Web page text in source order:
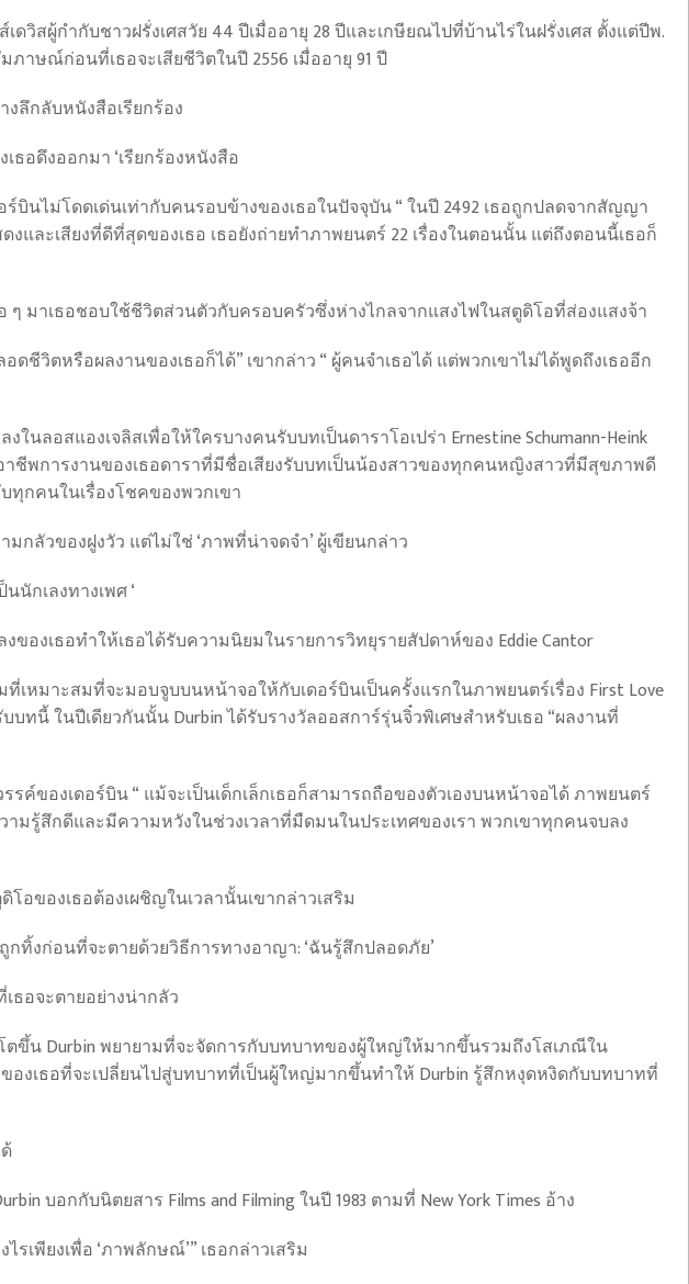
วิสผู้กำกับชาวฝรั่งเศสวัย 44 ปีเมื่ออายุ 28 ปีและเกษียณไปที่บ้านไร่ในฝรั่งเศส ตั้งแต่ปีพ.
าษณ์ก่อนที่เธอจะเสียชีวิตในปี 2556 เมื่ออายุ 91 ปี
างลึกลับหนังสือเรียกร้อง
เธอดึงออกมา ‘เรียกร้องหนังสือ
บินไม่โดดเด่นเท่ากับคนรอบข้างของเธอในปัจจุบัน “ ในปี 2492 เธอถูกปลดจากสัญญา
และเสียงที่ดีที่สุดของเธอ เธอยังถ่ายทำภาพยนตร์ 22 เรื่องในตอนนั้น แต่ถึงตอนนี้เธอก็
มาเธอชอบใช้ชีวิตส่วนตัวกับครอบครัวซึ่งห่างไกลจากแสงไฟในสตูดิโอที่ส่องแสงจ้า
ชีวิตหรือผลงานของเธอก็ได้” เขากล่าว “ ผู้คนจำเธอได้ แต่พวกเขาไม่ได้พูดถึงเธออีก
ลอสแองเจลิสเพื่อให้ใครบางคนรับบทเป็นดาราโอเปร่า Ernestine Schumann-Heink
าชีพการงานของเธอดาราที่มีชื่อเสียงรับบทเป็นน้องสาวของทุกคนหญิงสาวที่มีสุขภาพดี
กคนในเรื่องโชคของพวกเขา
ามกลัวของฝูงวัว แต่ไม่ใช่ ‘ภาพที่น่าจดจำ’ ผู้เขียนกล่าว
ป็นนักเลงทางเพศ ‘
ของเธอทำให้เธอได้รับความนิยมในรายการวิทยุรายสัปดาห์ของ Eddie Cantor
เหมาะสมที่จะมอบจูบบนหน้าจอให้กับเดอร์บินเป็นครั้งแรกในภาพยนตร์เรื่อง First Love
บทนี้ ในปีเดียวกันนั้น Durbin ได้รับรางวัลออสการ์รุ่นจิ๋วพิเศษสำหรับเธอ “ผลงานที่
ค์ของเดอร์บิน “ แม้จะเป็นเด็กเล็กเธอก็สามารถถือของตัวเองบนหน้าจอได้ ภาพยนตร์
รู้สึกดีและมีความหวังในช่วงเวลาที่มืดมนในประเทศของเรา พวกเขาทุกคนจบลง
อของเธอต้องเผชิญในเวลานั้นเขากล่าวเสริม
กทิ้งก่อนที่จะตายด้วยวิธีการทางอาญา: ‘ฉันรู้สึกปลอดภัย’
ที่เธอจะตายอย่างน่ากลัว
ตขึ้น Durbin พยายามที่จะจัดการกับบทบาทของผู้ใหญ่ให้มากขึ้นรวมถึงโสเภณีใน
องเธอที่จะเปลี่ยนไปสู่บทบาทที่เป็นผู้ใหญ่มากขึ้นทำให้ Durbin รู้สึกหงุดหงิดกับบทบาทที่
บอกกับนิตยสาร Films and Filming ในปี 1983 ตามที่ New York Times อ้าง
พียงเพื่อ ‘ภาพลักษณ์’” เธอกล่าวเสริม